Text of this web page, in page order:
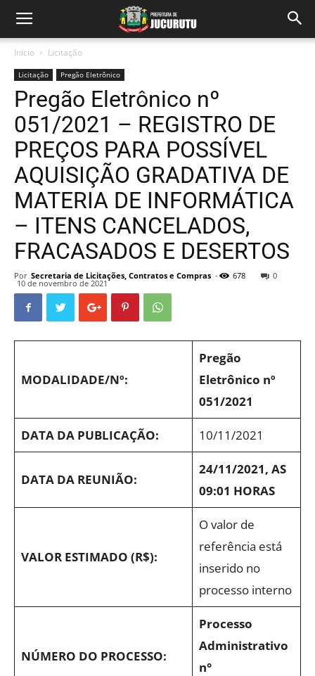
Início Licitação
Licitação Pregão Eletrônico
Pregão Eletrônico nº
051/2021 – REGISTRO DE
PREÇOS PARA POSSÍVEL
AQUISIÇÃO GRADATIVA DE
MATERIA DE INFORMÁTICA
– ITENS CANCELADOS,
FRACASADOS E DESERTOS
Por Secretaria de Licitações, Contratos e Compras -
10 de novembro de 2021
678 0
MODALIDADE/Nº:
Pregão
Eletrônico nº
051/2021
DATA DA PUBLICAÇÃO: 10/11/2021
DATA DA REUNIÃO:
24/11/2021, AS
09:01 HORAS
VALOR ESTIMADO (R$):
O valor de
referência está
inserido no
processo interno
NÚMERO DO PROCESSO:
Processo
Administrativo
n°